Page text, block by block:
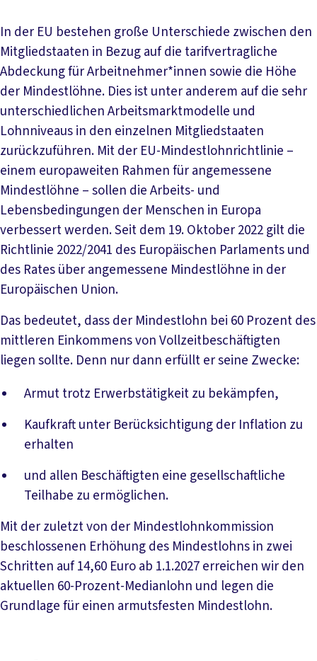
In der EU bestehen große Unterschiede zwischen den
Mitgliedstaaten in Bezug auf die tarifvertragliche
Abdeckung für Arbeitnehmer*innen sowie die Höhe
der Mindestlöhne. Dies ist unter anderem auf die sehr
unterschiedlichen Arbeitsmarktmodelle und
Lohnniveaus in den einzelnen Mitgliedstaaten
zurückzuführen. Mit der EU-Mindestlohnrichtlinie –
einem europaweiten Rahmen für angemessene
Mindestlöhne – sollen die Arbeits- und
Lebensbedingungen der Menschen in Europa
verbessert werden. Seit dem 19. Oktober 2022 gilt die
Richtlinie 2022/2041 des Europäischen Parlaments und
des Rates über angemessene Mindestlöhne in der
Europäischen Union.
Das bedeutet, dass der Mindestlohn bei 60 Prozent des
mittleren Einkommens von Vollzeitbeschäftigten
liegen sollte. Denn nur dann erfüllt er seine Zwecke:
Armut trotz Erwerbstätigkeit zu bekämpfen,
Kaufkraft unter Berücksichtigung der Inflation zu
erhalten
und allen Beschäftigten eine gesellschaftliche
Teilhabe zu ermöglichen.
Mit der zuletzt von der Mindestlohnkommission
beschlossenen Erhöhung des Mindestlohns in zwei
Schritten auf 14,60 Euro ab 1.1.2027 erreichen wir den
aktuellen 60-Prozent-Medianlohn und legen die
Grundlage für einen armutsfesten Mindestlohn.